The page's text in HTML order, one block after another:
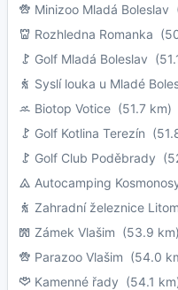
Minizoo Mladá Boleslav
Rozhledna Romanka
Golf Mladá Boleslav
Syslí louka u Mladé
Biotop Votice (51.7 km)
Golf Kotlina Terezín
Golf Club Poděbrady
Autocamping
Zahradní železnice
Zámek Vlašim (53.9 km)
Parazoo Vlašim (54.0
Kamenné řady (54.1